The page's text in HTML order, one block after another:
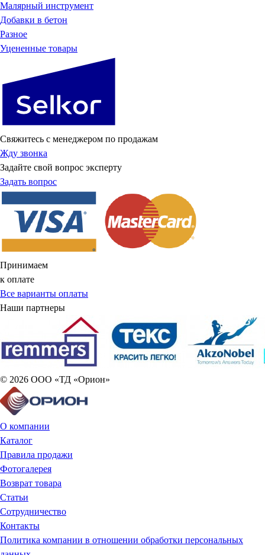
Малярный инструмент
Добавки в бетон
Разное
Уцененные товары
Свяжитесь с менеджером по продажам
Жду звонка
Задайте свой вопрос эксперту
Задать вопрос
Принимаем
к оплате
Все варианты оплаты
Наши партнеры
© 2026 ООО «ТД «Орион»
О компании
Каталог
Правила продажи
Фотогалерея
Возврат товара
Статьи
Сотрудничество
Контакты
Политика компании в отношении обработки персональных